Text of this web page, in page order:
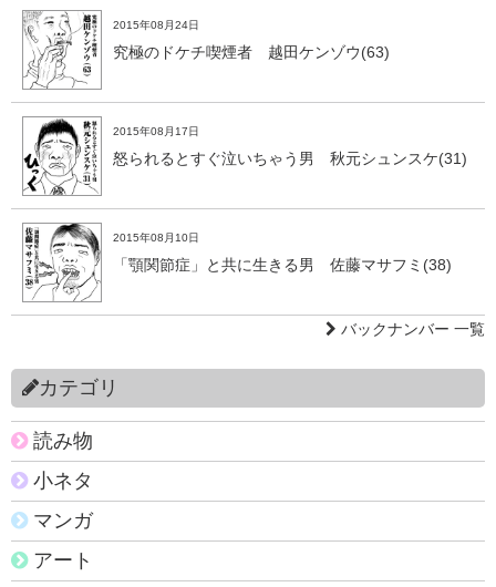
2015年08月24日
究極のドケチ喫煙者 越田ケンゾウ(63)
2015年08月17日
怒られるとすぐ泣いちゃう男 秋元シュンスケ(31)
2015年08月10日
「顎関節症」と共に生きる男 佐藤マサフミ(38)
バックナンバー 一覧
カテゴリ
読み物
小ネタ
マンガ
アート